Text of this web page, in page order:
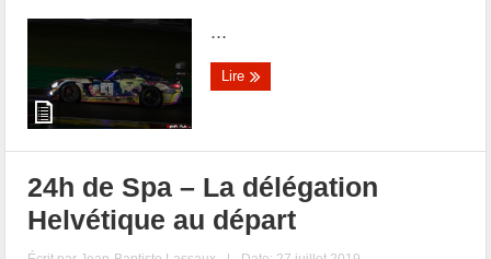
...
Lire
24h de Spa – La délégation
Helvétique au départ